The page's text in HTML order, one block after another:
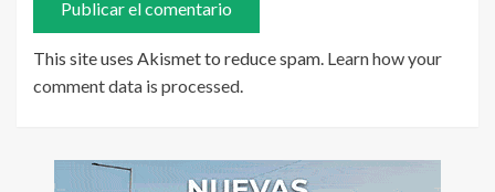
This site uses Akismet to reduce spam. Learn how your
comment data is processed.